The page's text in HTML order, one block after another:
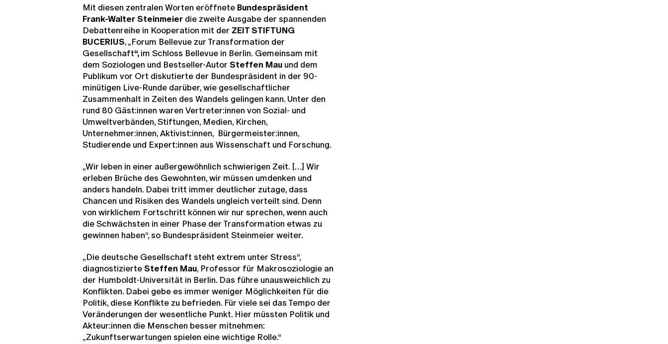
Mit diesen zentralen Worten eröffnete Bundespräsident
Frank-Walter Steinmeier die zweite Ausgabe der spannenden
Debattenreihe in Kooperation mit der ZEIT STIFTUNG
BUCERIUS, „Forum Bellevue zur Transformation der
Gesellschaft“,im Schloss Bellevue in Berlin. Gemeinsam mit
dem Soziologen und Bestseller-Autor Steffen Mau und dem
Publikum vor Ort diskutierte der Bundespräsident in der 90-
minütigen Live-Runde darüber, wie gesellschaftlicher
Zusammenhalt in Zeiten des Wandels gelingen kann. Unter den
rund 80 Gäst:innen waren Vertreter:innen von Sozial- und
Umweltverbänden, Stiftungen, Medien, Kirchen,
Unternehmer:innen, Aktivist:innen, Bürgermeister:innen,
Studierende und Expert:innen aus Wissenschaft und Forschung.
„Wir leben in einer außergewöhnlich schwierigen Zeit. […] Wir
erleben Brüche des Gewohnten, wir müssen umdenken und
anders handeln. Dabei tritt immer deutlicher zutage, dass
Chancen und Risiken des Wandels ungleich verteilt sind. Denn
von wirklichem Fortschritt können wir nur sprechen, wenn auch
die Schwächsten in einer Phase der Transformation etwas zu
gewinnen haben“, so Bundespräsident Steinmeier weiter.
„Die deutsche Gesellschaft steht extrem unter Stress“,
diagnostizierteSteffen Mau, Professor für Makrosoziologie an
der Humboldt-Universität in Berlin. Das führe unausweichlich zu
Konflikten. Dabei gebe es immer weniger Möglichkeiten für die
Politik, diese Konflikte zu befrieden. Für viele sei das Tempo der
Veränderungen der wesentliche Punkt. Hier müssten Politik und
Akteur:innen die Menschen besser mitnehmen:
„Zukunftserwartungen spielen eine wichtige Rolle.“